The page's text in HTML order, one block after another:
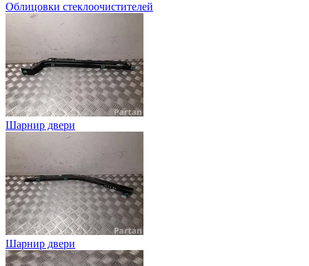
Oблицовки стеклоочистителей
Шарнир двери
Шарнир двери